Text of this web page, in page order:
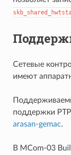
Сетевые
имеют
поддержки
arasan-gemac.
В MCom-03